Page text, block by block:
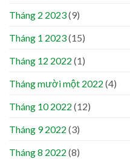
Tháng 2 2023(9)
Tháng 1 2023(15)
Tháng 12 2022 (1)
Tháng mười một 2022 (4)
Tháng 10 2022 (12)
Tháng 9 2022 (3)
Tháng 8 2022 (8)